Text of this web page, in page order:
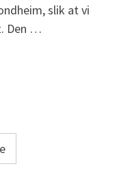
slik at vi
Den …